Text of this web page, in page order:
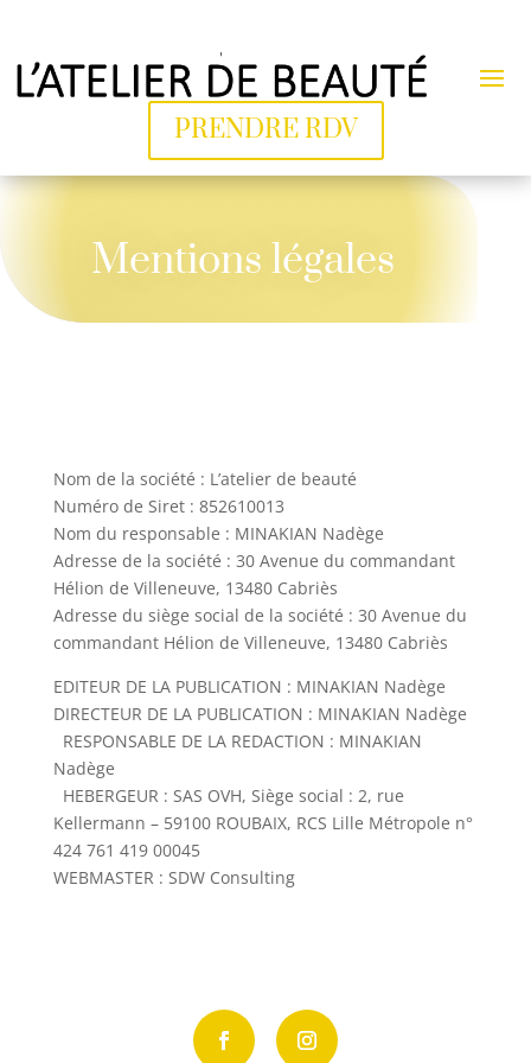
PRENDRE RDV
Mentions légales
Nom de la société : L’atelier de beauté
Numéro de Siret : 852610013
Nom du responsable : MINAKIAN Nadège
Adresse de la société : 30 Avenue du commandant
Hélion de Villeneuve, 13480 Cabriès
Adresse du siège social de la société : 30 Avenue du
commandant Hélion de Villeneuve, 13480 Cabriès
EDITEUR DE LA PUBLICATION : MINAKIAN Nadège
DIRECTEUR DE LA PUBLICATION : MINAKIAN Nadège
RESPONSABLE DE LA REDACTION : MINAKIAN
Nadège
HEBERGEUR : SAS OVH, Siège social : 2, rue
Kellermann – 59100 ROUBAIX, RCS Lille Métropole n°
424 761 419 00045
WEBMASTER : SDW Consulting